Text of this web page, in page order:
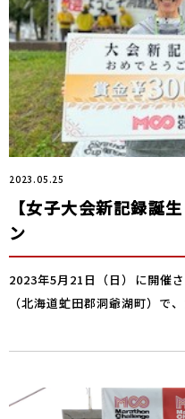
2023.05.25
【女子大会新記録誕
ン
2023年5月21日（日）に開催
（北海道虻田郡洞爺湖町）で